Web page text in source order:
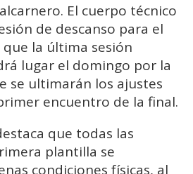
El cuerpo técnico
de descanso para el
la última sesión
lugar el domingo por la
se ultimarán los ajustes
encuentro de la final.
que todas las
plantilla se
condiciones físicas, al